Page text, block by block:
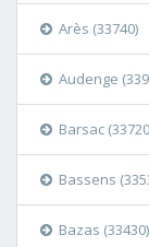
Arès (33740)
Audenge
Barsac
Bassens
Bazas (33430)